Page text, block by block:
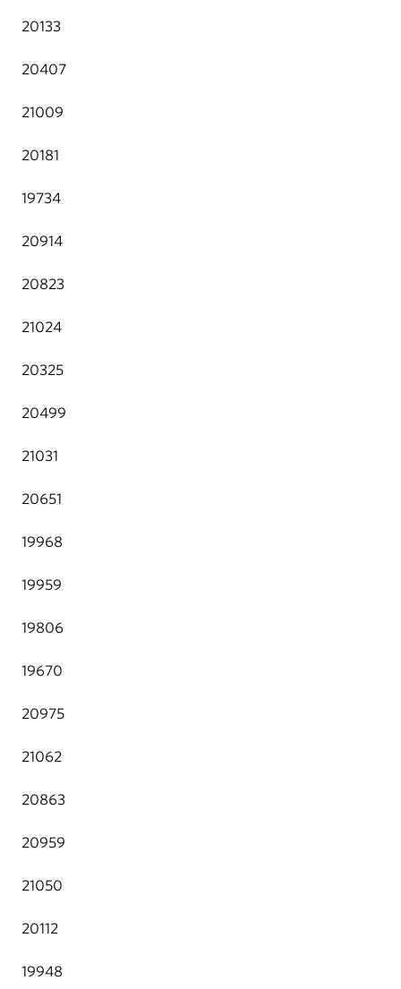
20133
20407
21009
20181
19734
20914
20823
21024
20325
20499
21031
20651
19968
19959
19806
19670
20975
21062
20863
20959
21050
20112
19948